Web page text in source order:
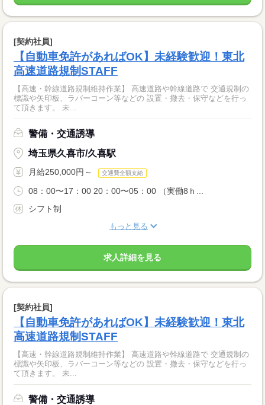
[契約社員]
【自動車免許があればOK】未経験歓迎！東北
高速道路規制STAFF
【高速・幹線道路規制維持作業】 高速道路や幹線道路で 交通規制の
標識や矢印板、ラバーコーン等などの 設置・撤去・保守などを行っ
て頂きます。 未...
警備・交通誘導
埼玉県久喜市/久喜駅
月給250,000円～ 交通費全額支給
08：00〜17：00 20：00〜05：00 （実働8ｈ...
シフト制
もっと見る
求人詳細を見る
[契約社員]
【自動車免許があればOK】未経験歓迎！東北
高速道路規制STAFF
【高速・幹線道路規制維持作業】 高速道路や幹線道路で 交通規制の
標識や矢印板、ラバーコーン等などの 設置・撤去・保守などを行っ
て頂きます。 未...
警備・交通誘導